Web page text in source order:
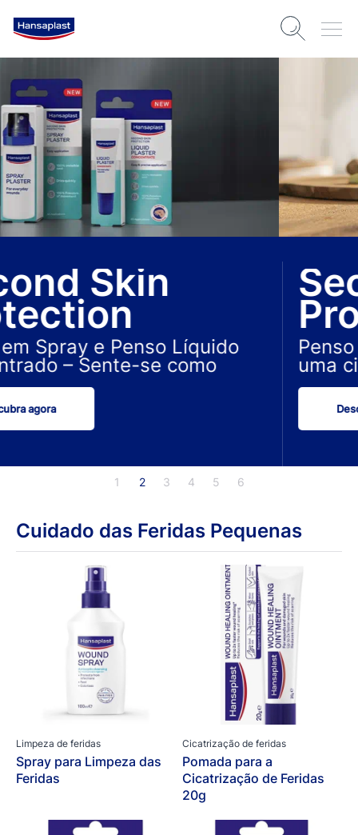
1 2 3 4 5 6
Second Skin
Protection
Penso Hidrocolóide S – Promove
uma cicatrização mais rápida
Cuidado das Feridas Pequenas
Limpeza de feridas
Spray para Limpeza das
Feridas
Cicatrização de feridas
Pomada para a
Cicatrização de Feridas
20g